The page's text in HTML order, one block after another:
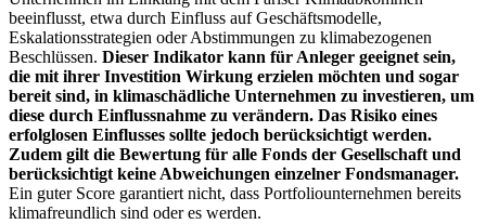
beeinflusst, etwa durch Einfluss auf Geschäftsmodelle,
Eskalationsstrategien oder Abstimmungen zu klimabezogenen
Beschlüssen. Dieser Indikator kann für Anleger geeignet sein,
die mit ihrer Investition Wirkung erzielen möchten und sogar
bereit sind, in klimaschädliche Unternehmen zu investieren, um
diese durch Einflussnahme zu verändern. Das Risiko eines
erfolglosen Einflusses sollte jedoch berücksichtigt werden.
Zudem gilt die Bewertung für alle Fonds der Gesellschaft und
berücksichtigt keine Abweichungen einzelner Fondsmanager.
Ein guter Score garantiert nicht, dass Portfoliounternehmen bereits
klimafreundlich sind oder es werden.